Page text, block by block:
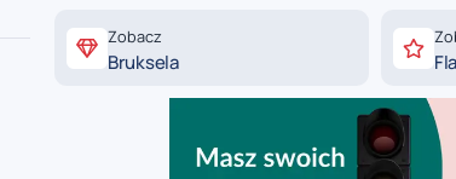
Zobacz
Bruksela